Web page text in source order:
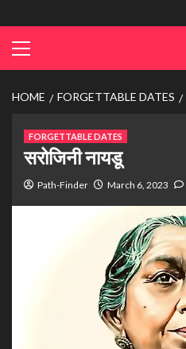
HOME FORGETTABLE DATES
FORGETTABLE DATES
सरोजिनी नायडू
Path-Finder March 6, 2023